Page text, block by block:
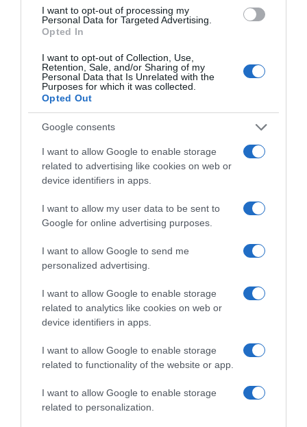
I want to opt-out of processing my
Personal Data for Targeted Advertising.
Opted In
I want to opt-out of Collection, Use,
Retention, Sale, and/or Sharing of my
Personal Data that Is Unrelated with the
Purposes for which it was collected.
Opted Out
Google consents
I want to allow Google to enable storage
related to advertising like cookies on web or
device identifiers in apps.
I want to allow my user data to be sent to
Google for online advertising purposes.
I want to allow Google to send me
personalized advertising.
I want to allow Google to enable storage
related to analytics like cookies on web or
device identifiers in apps.
I want to allow Google to enable storage
related to functionality of the website or app.
I want to allow Google to enable storage
related to personalization.
LIFESTYLE
Σταύρος Φλώρος: Αποκάλυψε πώς
φωτογραφίες που μοιράστηκε στο
Instagram